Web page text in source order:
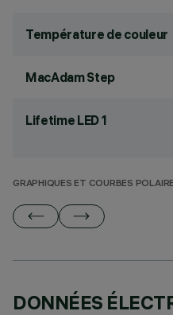
Température de couleur
MacAdam Step
Lifetime LED 1
GRAPHIQUES ET COURBES
DONNÉES